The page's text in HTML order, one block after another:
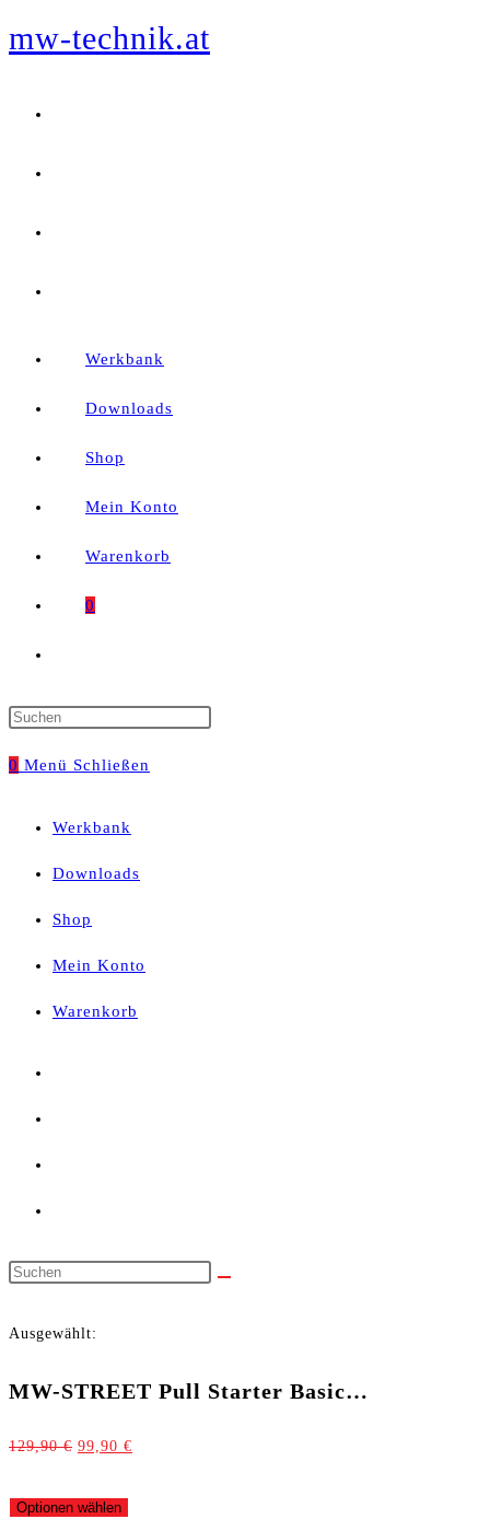
Zum
springen
mw-technik.at
Werkbank
Downloads
Shop
Mein Konto
Warenkorb
0
Suche
0 Menü Schließen
Werkbank
Downloads
Shop
Mein Konto
Warenkorb
Diese
Ausgewählt:
MW-STREET Pull Starter Basic…
129,90€ Ursprünglicher
99,90 €
Optionen wählen